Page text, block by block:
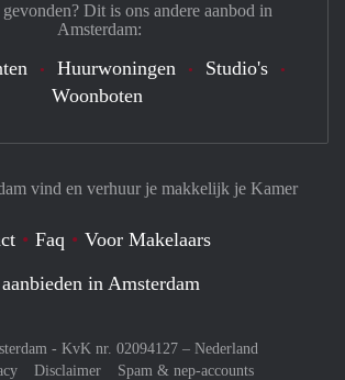
vind en verhuur je makkelijk je Kamer
Faq
Voor Makelaars
in Amsterdam
- KvK nr. 02094127 – Nederland
Disclaimer
Spam & nep-accounts
Dit is ons andere aanbod in
Amsterdam:
Huurwoningen
Studio's
Woonboten